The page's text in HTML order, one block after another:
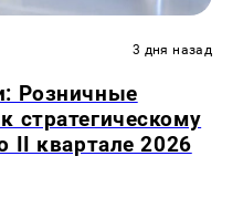
3 дня назад
Розничные
стратегическому
II квартале 2026